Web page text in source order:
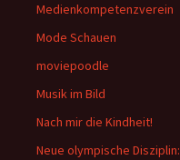
Medienkompetenzverein
Mode Schauen
moviepoodle
Musik im Bild
Nach mir die Kindheit!
Neue olympische Disziplin: